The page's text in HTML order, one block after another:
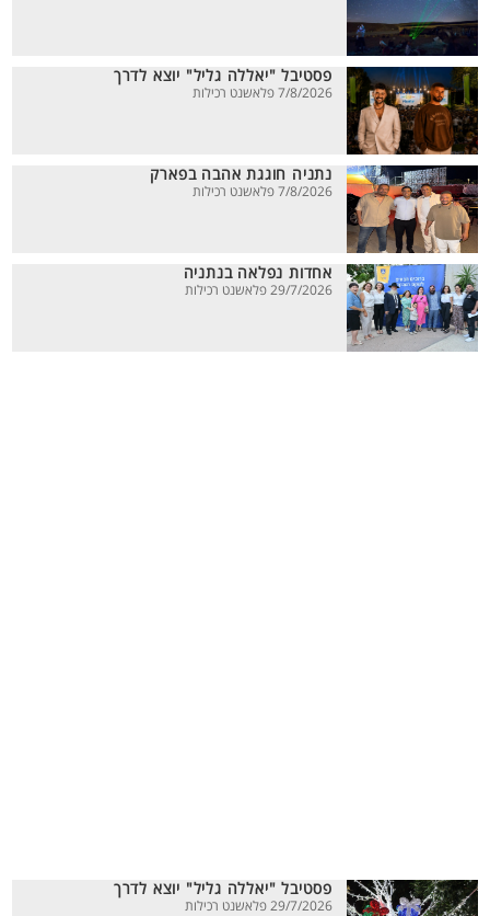
פסטיבל "יאללה גליל" יוצא לדרך
7/8/2026 פלאשנט רכילות
נתניה חוגגת אהבה בפארק
7/8/2026 פלאשנט רכילות
אחדות נפלאה בנתניה
29/7/2026 פלאשנט רכילות
פסטיבל "יאללה גליל" יוצא לדרך
29/7/2026 פלאשנט רכילות